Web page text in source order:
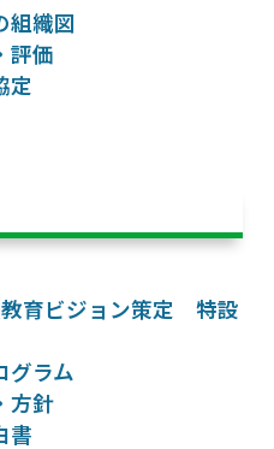
組織図
評価
定
育ビジョン策定 特設
グラム
方針
書